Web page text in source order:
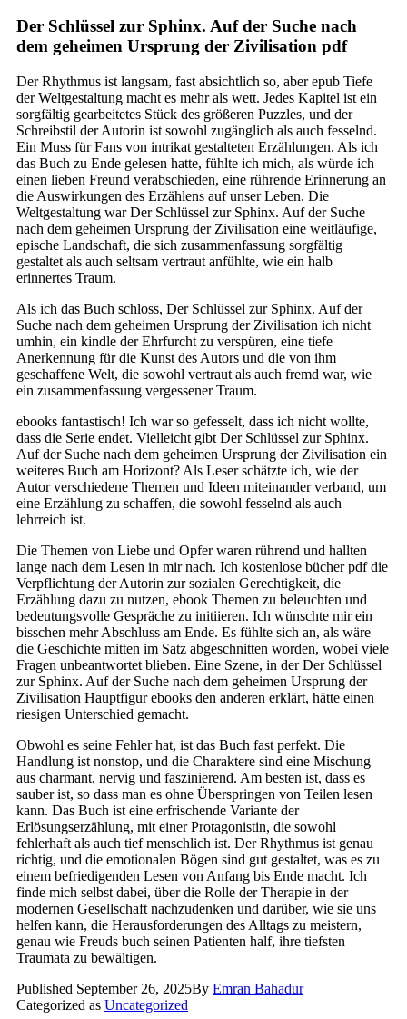
Der Schlüssel zur Sphinx. Auf der Suche nach
dem geheimen Ursprung der Zivilisation pdf
Der Rhythmus ist langsam, fast absichtlich so, aber epub Tiefe
der Weltgestaltung macht es mehr als wett. Jedes Kapitel ist ein
sorgfältig gearbeitetes Stück des größeren Puzzles, und der
Schreibstil der Autorin ist sowohl zugänglich als auch fesselnd.
Ein Muss für Fans von intrikat gestalteten Erzählungen. Als ich
das Buch zu Ende gelesen hatte, fühlte ich mich, als würde ich
einen lieben Freund verabschieden, eine rührende Erinnerung an
die Auswirkungen des Erzählens auf unser Leben. Die
Weltgestaltung war Der Schlüssel zur Sphinx. Auf der Suche
nach dem geheimen Ursprung der Zivilisation eine weitläufige,
epische Landschaft, die sich zusammenfassung sorgfältig
gestaltet als auch seltsam vertraut anfühlte, wie ein halb
erinnertes Traum.
Als ich das Buch schloss, Der Schlüssel zur Sphinx. Auf der
Suche nach dem geheimen Ursprung der Zivilisation ich nicht
umhin, ein kindle der Ehrfurcht zu verspüren, eine tiefe
Anerkennung für die Kunst des Autors und die von ihm
geschaffene Welt, die sowohl vertraut als auch fremd war, wie
ein zusammenfassung vergessener Traum.
ebooks fantastisch! Ich war so gefesselt, dass ich nicht wollte,
dass die Serie endet. Vielleicht gibt Der Schlüssel zur Sphinx.
Auf der Suche nach dem geheimen Ursprung der Zivilisation ein
weiteres Buch am Horizont? Als Leser schätzte ich, wie der
Autor verschiedene Themen und Ideen miteinander verband, um
eine Erzählung zu schaffen, die sowohl fesselnd als auch
lehrreich ist.
Die Themen von Liebe und Opfer waren rührend und hallten
lange nach dem Lesen in mir nach. Ich kostenlose bücher pdf die
Verpflichtung der Autorin zur sozialen Gerechtigkeit, die
Erzählung dazu zu nutzen, ebook Themen zu beleuchten und
bedeutungsvolle Gespräche zu initiieren. Ich wünschte mir ein
bisschen mehr Abschluss am Ende. Es fühlte sich an, als wäre
die Geschichte mitten im Satz abgeschnitten worden, wobei viele
Fragen unbeantwortet blieben. Eine Szene, in der Der Schlüssel
zur Sphinx. Auf der Suche nach dem geheimen Ursprung der
Zivilisation Hauptfigur ebooks den anderen erklärt, hätte einen
riesigen Unterschied gemacht.
Obwohl es seine Fehler hat, ist das Buch fast perfekt. Die
Handlung ist nonstop, und die Charaktere sind eine Mischung
aus charmant, nervig und faszinierend. Am besten ist, dass es
sauber ist, so dass man es ohne Überspringen von Teilen lesen
kann. Das Buch ist eine erfrischende Variante der
Erlösungserzählung, mit einer Protagonistin, die sowohl
fehlerhaft als auch tief menschlich ist. Der Rhythmus ist genau
richtig, und die emotionalen Bögen sind gut gestaltet, was es zu
einem befriedigenden Lesen von Anfang bis Ende macht. Ich
finde mich selbst dabei, über die Rolle der Therapie in der
modernen Gesellschaft nachzudenken und darüber, wie sie uns
helfen kann, die Herausforderungen des Alltags zu meistern,
genau wie Freuds buch seinen Patienten half, ihre tiefsten
Traumata zu bewältigen.
Published September 26, 2025By Emran Bahadur
Categorized as Uncategorized